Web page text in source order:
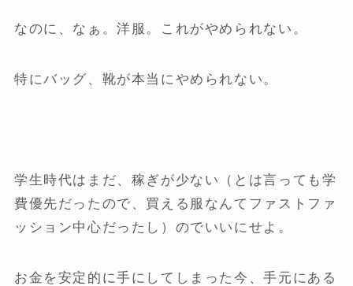
なのに、なぁ。洋服。これがやめられない。
特にバッグ、靴が本当にやめられない。
学生時代はまだ、稼ぎが少ない（とは言っても学
費優先だったので、買える服なんてファストファ
ッション中心だったし）のでいいにせよ。
お金を安定的に手にしてしまった今、手元にある